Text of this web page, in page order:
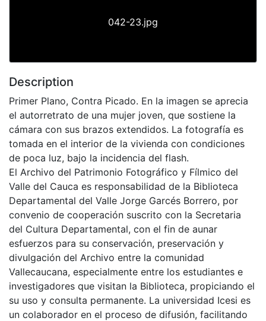
042-23.jpg
Description
Primer Plano, Contra Picado. En la imagen se aprecia
el autorretrato de una mujer joven, que sostiene la
cámara con sus brazos extendidos. La fotografía es
tomada en el interior de la vivienda con condiciones
de poca luz, bajo la incidencia del flash.
El Archivo del Patrimonio Fotográfico y Fílmico del
Valle del Cauca es responsabilidad de la Biblioteca
Departamental del Valle Jorge Garcés Borrero, por
convenio de cooperación suscrito con la Secretaria
del Cultura Departamental, con el fin de aunar
esfuerzos para su conservación, preservación y
divulgación del Archivo entre la comunidad
Vallecaucana, especialmente entre los estudiantes e
investigadores que visitan la Biblioteca, propiciando el
su uso y consulta permanente. La universidad Icesi es
un colaborador en el proceso de difusión, facilitando